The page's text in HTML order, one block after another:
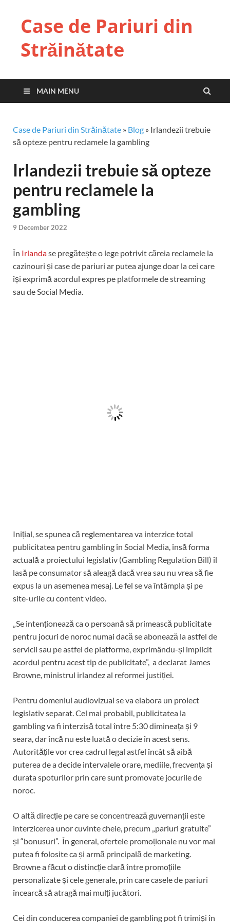
Case de Pariuri din
Străinătate
MAIN MENU
Case de Pariuri din Străinătate » Blog » Irlandezii trebuie
să opteze pentru reclamele la gambling
Irlandezii trebuie să opteze
pentru reclamele la
gambling
9 December 2022
În Irlandase pregătește o lege potrivit căreia reclamele la
cazinouri și case de pariuri ar putea ajunge doar la cei care
își exprimă acordul expres pe platformele de streaming
sau de Social Media.
Inițial, se spunea că reglementarea va interzice total
publicitatea pentru gambling în Social Media, însă forma
actuală a proiectului legislativ (Gambling Regulation Bill) îl
lasă pe consumator să aleagă dacă vrea sau nu vrea să fie
expus la un asemenea mesaj. Le fel se va întâmpla și pe
site-urile cu content video.
„Se intenționează ca o persoană să primească publicitate
pentru jocuri de noroc numai dacă se abonează la astfel de
servicii sau pe astfel de platforme, exprimându-și implicit
acordul pentru acest tip de publicitate”, a declarat James
Browne, ministrul irlandez al reformei justiției.
Pentru domeniul audiovizual se va elabora un proiect
legislativ separat. Cel mai probabil, publicitatea la
gambling va fi interzisă total între 5:30 dimineața și 9
seara, dar încă nu este luată o decizie în acest sens.
Autoritățile vor crea cadrul legal astfel încât să aibă
puterea de a decide intervalele orare, mediile, frecvența și
durata spoturilor prin care sunt promovate jocurile de
noroc.
O altă direcție pe care se concentrează guvernanții este
interzicerea unor cuvinte cheie, precum „pariuri gratuite”
și “bonusuri”. În general, ofertele promoționale nu vor mai
putea fi folosite ca și armă principală de marketing.
Browne a făcut o distincție clară între promoțiile
personalizate și cele generale, prin care casele de pariuri
încearcă să atragă mai mulți jucători.
Cei din conducerea companiei de gambling pot fi trimiși în